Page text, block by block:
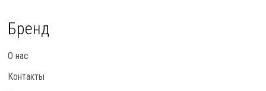
Бренд
О нас
Контакты